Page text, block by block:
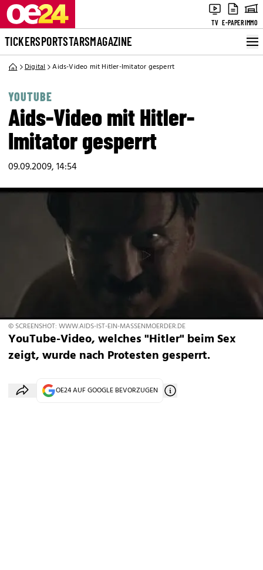
TV E-PAPERIMMO
TICKERSPORTSTARSMAGAZINE
Digital Aids-Video mit Hitler-Imitator gesperrt
YOUTUBE
Aids-Video mit Hitler-
Imitator gesperrt
09.09.2009, 14:54
© SCREENSHOT: WWW.AIDS-IST-EIN-MASSENMOERDER.DE
YouTube-Video, welches "Hitler" beim Sex
zeigt, wurde nach Protesten gesperrt.
OE24 AUF GOOGLE BEVORZUGEN